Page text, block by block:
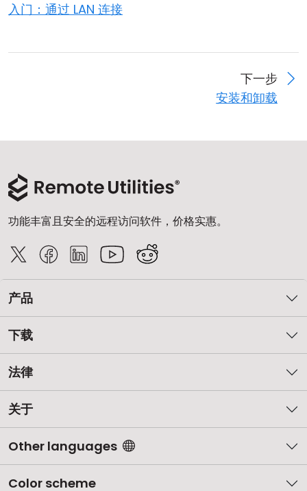
入门：通过 LAN 连接
下一步
安装和卸载
功能丰富且安全的远程访问软件，价格实惠。
产品
下载
法律
关于
Other languages
Color scheme